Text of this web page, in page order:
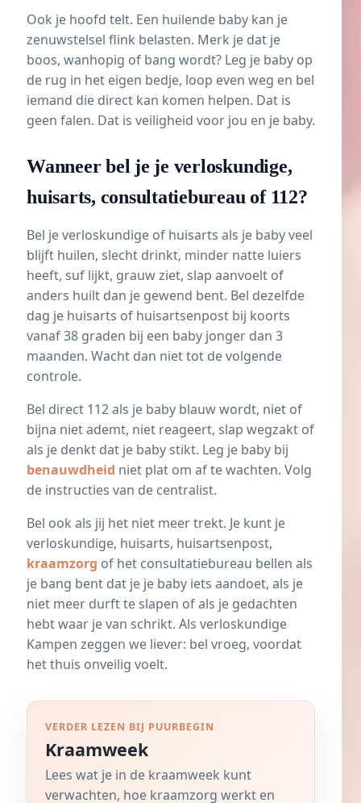
Ook je hoofd telt. Een huilende baby kan je
zenuwstelsel flink belasten. Merk je dat je
boos, wanhopig of bang wordt? Leg je baby op
de rug in het eigen bedje, loop even weg en bel
iemand die direct kan komen helpen. Dat is
geen falen. Dat is veiligheid voor jou en je baby.
Wanneer bel je je verloskundige,
huisarts, consultatiebureau of 112?
Bel je verloskundige of huisarts als je baby veel
blijft huilen, slecht drinkt, minder natte luiers
heeft, suf lijkt, grauw ziet, slap aanvoelt of
anders huilt dan je gewend bent. Bel dezelfde
dag je huisarts of huisartsenpost bij koorts
vanaf 38 graden bij een baby jonger dan 3
maanden. Wacht dan niet tot de volgende
controle.
Bel direct 112 als je baby blauw wordt, niet of
bijna niet ademt, niet reageert, slap wegzakt of
als je denkt dat je baby stikt. Leg je baby bij
benauwdheid niet plat om af te wachten. Volg
de instructies van de centralist.
Bel ook als jij het niet meer trekt. Je kunt je
verloskundige, huisarts, huisartsenpost,
kraamzorg of het consultatiebureau bellen als
je bang bent dat je je baby iets aandoet, als je
niet meer durft te slapen of als je gedachten
hebt waar je van schrikt. Als verloskundige
Kampen zeggen we liever: bel vroeg, voordat
het thuis onveilig voelt.
VERDER LEZEN BIJ PUURBEGIN
Kraamweek
Lees wat je in de kraamweek kunt
verwachten, hoe kraamzorg werkt en